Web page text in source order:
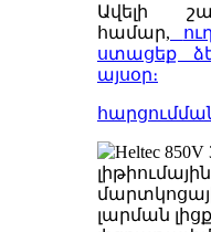
Ավելի
համար,
ստացեք
այսօր։
հարցում